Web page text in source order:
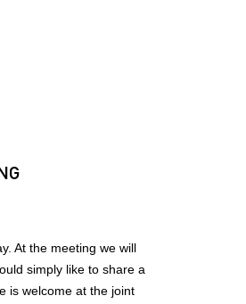
At the meeting we will
simply like to share a
is welcome at the joint